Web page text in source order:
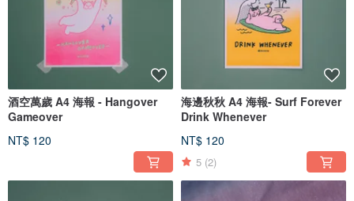
酒空萬歲 A4 海報 - Hangover
Gameover
NT$ 120
海邊秋秋 A4 海報- Surf Forever
Drink Whenever
NT$ 120
5 (2)